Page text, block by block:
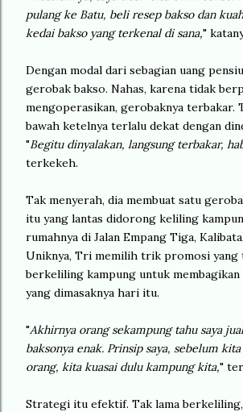
pulang ke Batu, beli resep bakso dan
kedai bakso yang terkenal di sana,"
Dengan modal dari sebagian uang
gerobak bakso. Nahas, karena tidak
mengoperasikan, gerobaknya terbakar.
bawah ketelnya terlalu dekat dengan
"Begitu dinyalakan, langsung terbakar,
terkekeh.
Tak menyerah, dia membuat satu
itu yang lantas didorong keliling
rumahnya di Jalan Empang Tiga,
Uniknya, Tri memilih trik promosi yang
berkeliling kampung untuk
yang dimasaknya hari itu.
"Akhirnya orang sekampung tahu saya
baksonya enak. Prinsip saya, sebelum
orang, kita kuasai dulu kampung kita,"
Strategi itu efektif. Tak lama